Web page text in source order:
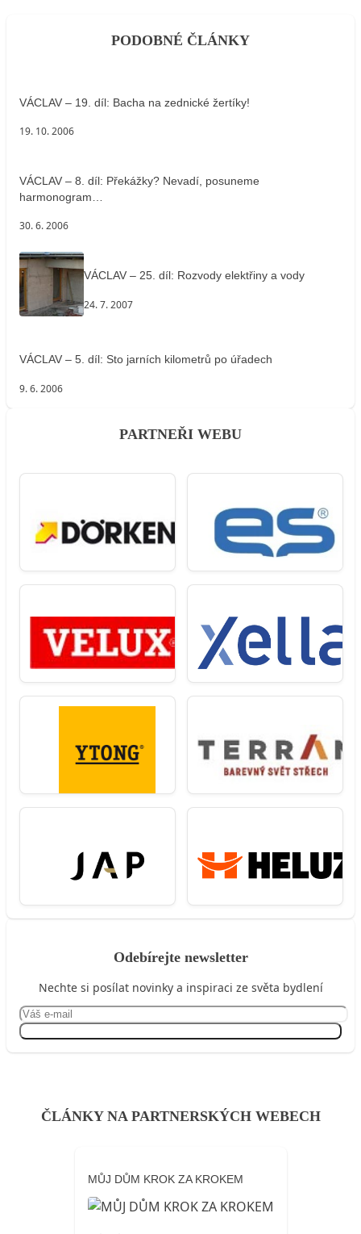
PODOBNÉ ČLÁNKY
VÁCLAV – 19. díl: Bacha na zednické žertíky!
19. 10. 2006
VÁCLAV – 8. díl: Překážky? Nevadí, posuneme
harmonogram…
30. 6. 2006
VÁCLAV – 25. díl: Rozvody elektřiny a vody
24. 7. 2007
VÁCLAV – 5. díl: Sto jarních kilometrů po úřadech
9. 6. 2006
PARTNEŘI WEBU
Odebírejte newsletter
Nechte si posílat novinky a inspiraci ze světa bydlení
ČLÁNKY NA PARTNERSKÝCH WEBECH
MŮJ DŮM KROK ZA KROKEM